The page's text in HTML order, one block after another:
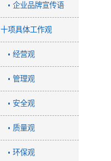
企业品牌宣传语
十项具体工作观
经营观
管理观
安全观
质量观
环保观